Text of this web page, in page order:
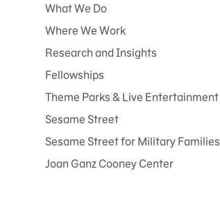
What We Do
Where We Work
Research and Insights
Fellowships
Theme Parks & Live Entertainment
Sesame Street
Sesame Street for Military Families
Joan Ganz Cooney Center